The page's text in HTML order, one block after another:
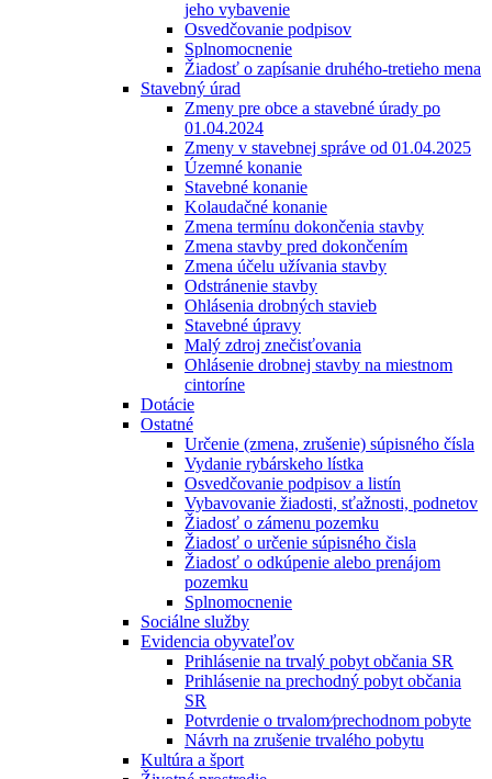
jeho vybavenie
Osvedčovanie podpisov
Splnomocnenie
Žiadosť o zapísanie druhého-tretieho mena
Stavebný úrad
Zmeny pre obce a stavebné úrady po
01.04.2024
Zmeny v stavebnej správe od 01.04.2025
Územné konanie
Stavebné konanie
Kolaudačné konanie
Zmena termínu dokončenia stavby
Zmena stavby pred dokončením
Zmena účelu užívania stavby
Odstránenie stavby
Ohlásenia drobných stavieb
Stavebné úpravy
Malý zdroj znečisťovania
Ohlásenie drobnej stavby na miestnom
cintoríne
Dotácie
Ostatné
Určenie (zmena, zrušenie) súpisného čísla
Vydanie rybárskeho lístka
Osvedčovanie podpisov a listín
Vybavovanie žiadosti, sťažnosti, podnetov
Žiadosť o zámenu pozemku
Žiadosť o určenie súpisného čisla
Žiadosť o odkúpenie alebo prenájom
pozemku
Splnomocnenie
Sociálne služby
Evidencia obyvateľov
Prihlásenie na trvalý pobyt občania SR
Prihlásenie na prechodný pobyt občania
SR
Potvrdenie o trvalom⁄prechodnom pobyte
Návrh na zrušenie trvalého pobytu
Kultúra a šport